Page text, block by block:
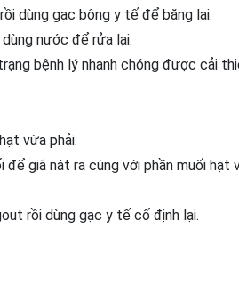
dùng gạc bông y tế để băng lại.
nước để rửa lại.
bệnh lý nhanh chóng được cải
vừa phải.
giã nát ra cùng với phần muối hạt
rồi dùng gạc y tế cố định lại.